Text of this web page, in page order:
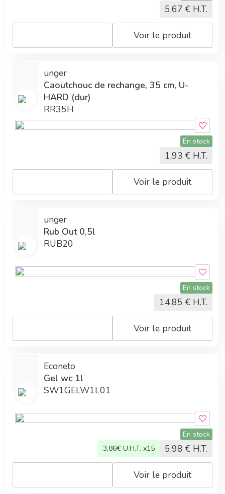
5,67 € H.T.
Voir le produit
unger
Caoutchouc de rechange, 35 cm, U-
HARD (dur)
RR35H
En stock
1,93 € H.T.
Voir le produit
unger
Rub Out 0,5l
RUB20
En stock
14,85 € H.T.
Voir le produit
Econeto
Gel wc 1l
SW1GELW1L01
En stock
3,86€ U.H.T. x15 5,98 € H.T.
Voir le produit